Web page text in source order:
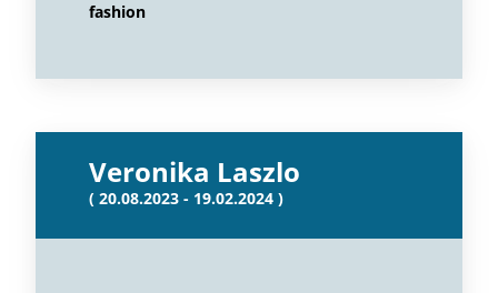
fashion
Veronika Laszlo
( 20.08.2023 - 19.02.2024 )